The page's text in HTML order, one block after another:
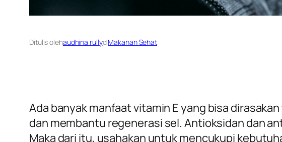
Ditulis olehaudhina rullydiMakanan Sehat
Ada banyak manfaat vitamin E yang bisa
dan membantu regenerasi sel. Antioksidan dan
Maka dari itu, usahakan untuk mencukupi